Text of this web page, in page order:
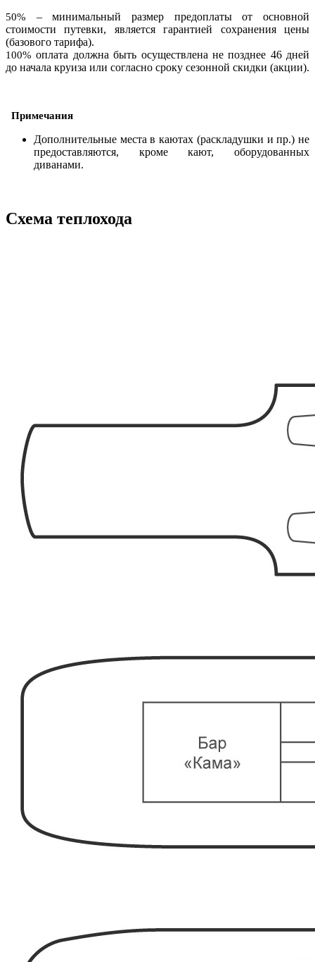
50% – минимальный размер предоплаты от основной
стоимости путевки, является гарантией сохранения цены
(базового тарифа).
100% оплата должна быть осуществлена не позднее 46 дней
до начала круиза или согласно сроку сезонной скидки (акции).
Примечания
Дополнительные места в каютах (раскладушки и пр.) не
предоставляются, кроме кают, оборудованных
диванами.
Схема теплохода